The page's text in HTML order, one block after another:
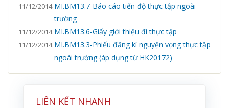
LIÊN KẾT NHANH
11/12/2014.MI.BM13.7-Báo cáo tiến độ thực tập ngoài
trường
11/12/2014.MI.BM13.6-Giấy giới thiệu đi thực tập
11/12/2014.MI.BM13.3-Phiếu đăng kí nguyện vọng thực tập
ngoài trường (áp dụng từ HK20172)